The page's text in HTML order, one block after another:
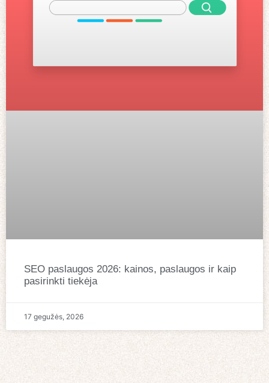
SEO paslaugos 2026: kainos, paslaugos ir kaip
pasirinkti tiekėja
17 gegužės, 2026